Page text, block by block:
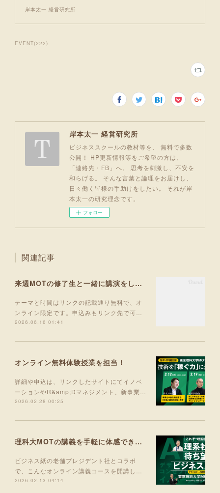
岸本太一 経営研究所
EVENT(222)
岸本太一 経営研究所
ビジネススクールの教材等を、 無料で多数
公開！ HP更新情報等をご希望の方は、
「連絡先・FB」へ。 思考を刺激し、不安を
和らげる。 そんな言葉と論理をお届けし、
日々働く皆様の手助けをしたい。 それが岸
本太一の研究理念です。
フォロー
関連記事
来週MOTの修了生と一緒に講演をします！
テーマと時間はリンクの記載通り無料で、オ
ンライン限定です。申込みもリンク先で可…
2026.06.16 01:41
オンライン無料体験授業を担当！
詳細や申込は、リンクしたサイトにてイノベ
ーションやR&amp;Dマネジメント、新事業…
2026.02.28 00:25
理科大MOTの講義を手軽に体感できる入門コース 5月より開講！
ビジネス紙の老舗プレジデント社とコラボ
で、こんなオンライン講義コースを開講し…
2026.02.13 04:14